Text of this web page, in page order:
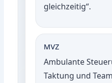
gleichzeitig“.
MVZ
Ambulante
Taktung und